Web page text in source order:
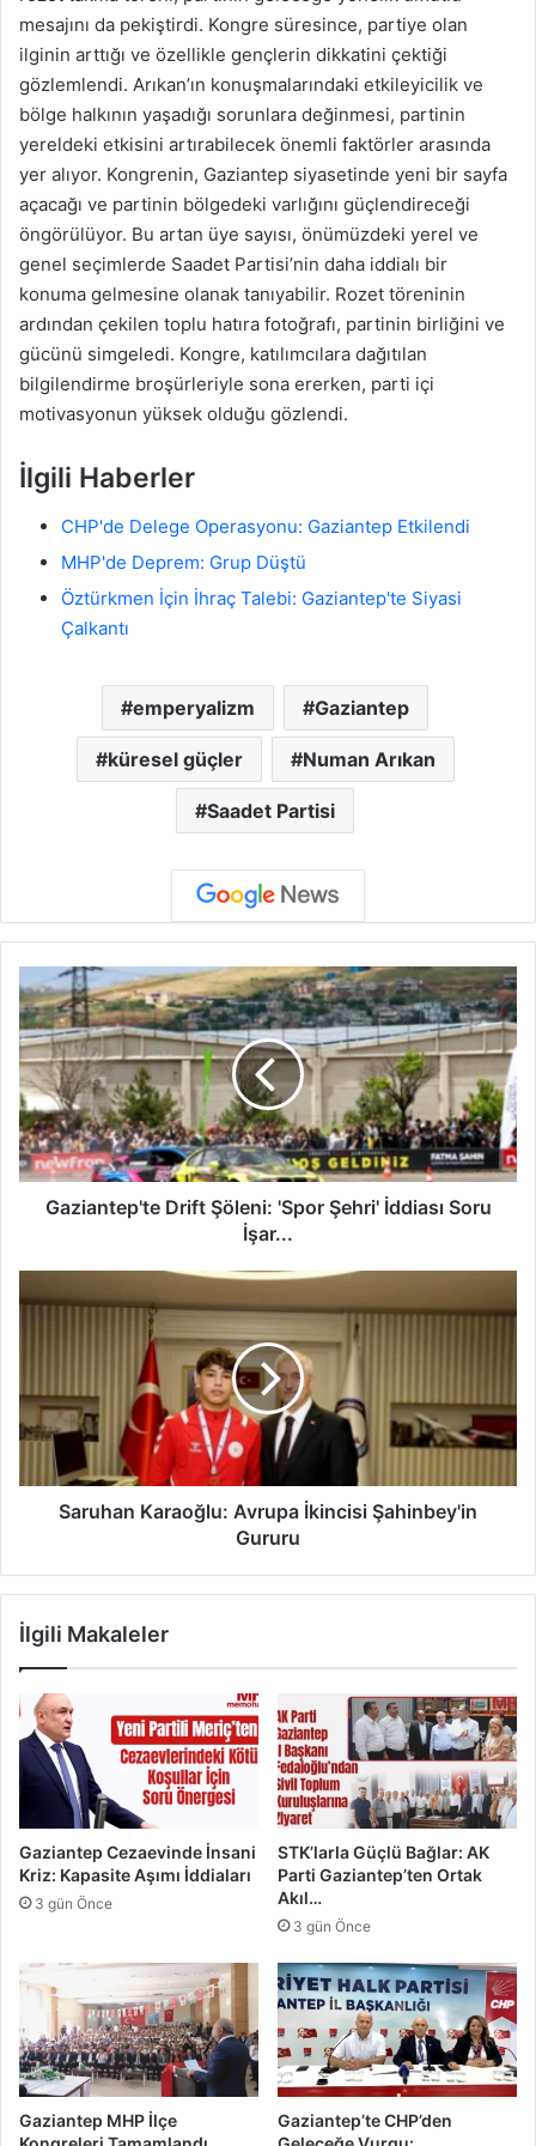
mesajını da pekiştirdi. Kongre süresince, partiye olan
ilginin arttığı ve özellikle gençlerin dikkatini çektiği
gözlemlendi. Arıkan’ın konuşmalarındaki etkileyicilik ve
bölge halkının yaşadığı sorunlara değinmesi, partinin
yereldeki etkisini artırabilecek önemli faktörler arasında
yer alıyor. Kongrenin, Gaziantep siyasetinde yeni bir sayfa
açacağı ve partinin bölgedeki varlığını güçlendireceği
öngörülüyor. Bu artan üye sayısı, önümüzdeki yerel ve
genel seçimlerde Saadet Partisi’nin daha iddialı bir
konuma gelmesine olanak tanıyabilir. Rozet töreninin
ardından çekilen toplu hatıra fotoğrafı, partinin birliğini ve
gücünü simgeledi. Kongre, katılımcılara dağıtılan
bilgilendirme broşürleriyle sona ererken, parti içi
motivasyonun yüksek olduğu gözlendi.
İlgili Haberler
CHP'de Delege Operasyonu: Gaziantep Etkilendi
MHP'de Deprem: Grup Düştü
Öztürkmen İçin İhraç Talebi: Gaziantep'te Siyasi
Çalkantı
emperyalizm Gaziantep
küresel güçler Numan Arıkan
Saadet Partisi
a
z
i
a
n
t
e
p
r
Ş
ö
'
p
Ş
e
'
İ
d
d
s
S
o
r
u
İ
Gaziantep'te Drift Şöleni: 'Spor Şehri' İddiası Soru
İşar...
a
a
n
a
v
r
k
i
n
s
Ş
a
h
i
n
Saruhan Karaoğlu: Avrupa İkincisi Şahinbey'in
Gururu
İlgili Makaleler
Gaziantep Cezaevinde İnsani
Kriz: Kapasite Aşımı İddiaları
3 gün Önce
STK’larla Güçlü Bağlar: AK
Parti Gaziantep’ten Ortak
Akıl…
3 gün Önce
Gaziantep MHP İlçe
Gaziantep’te CHP’den